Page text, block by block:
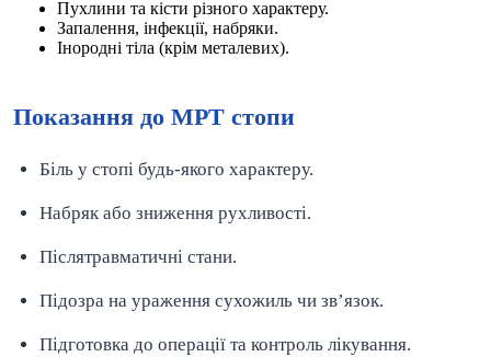
Пухлини та кісти різного характеру.
Запалення, інфекції, набряки.
Інородні тіла (крім металевих).
Показання до МРТ стопи
Біль у стопі будь-якого характеру.
Набряк або зниження рухливості.
Післятравматичні стани.
Підозра на ураження сухожиль чи зв’язок.
Підготовка до операції та контроль лікування.